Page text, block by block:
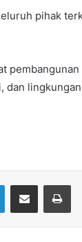
pihak
dan
LinkedInShare via Email